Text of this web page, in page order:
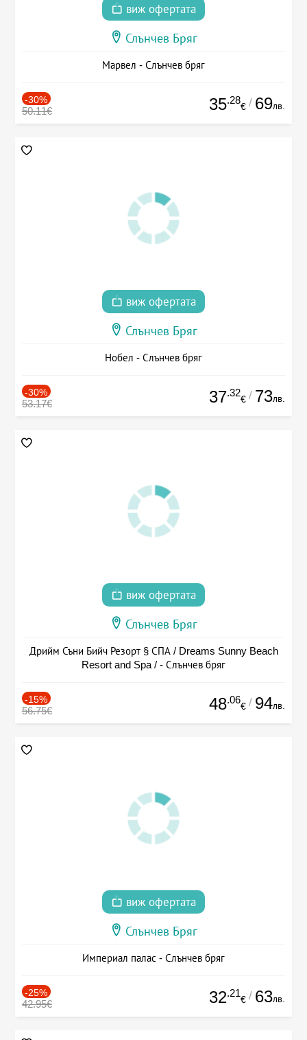
виж офертата
Слънчев Бряг
Марвел - Слънчев бряг
-30%
50.11€ 35.28
€ / 69лв.
виж офертата
Слънчев Бряг
Нобел - Слънчев бряг
-30%
53.17€ 37.32
€ / 73лв.
виж офертата
Слънчев Бряг
Дрийм Съни Бийч Резорт § СПА / Dreams Sunny Beach
Resort and Spa / - Слънчев бряг
-15%
56.75€ 48.06
€ / 94лв.
виж офертата
Слънчев Бряг
Империал палас - Слънчев бряг
-25%
42.95€ 32.21
€ / 63лв.